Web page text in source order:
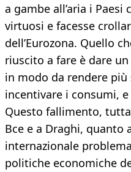
a gambe all’aria i
virtuosi e facesse
dell’Eurozona. Quello
riuscito a fare è dare un
in modo da rendere
incentivare i consumi,
Questo fallimento,
Bce e a Draghi,
internazionale
politiche economiche